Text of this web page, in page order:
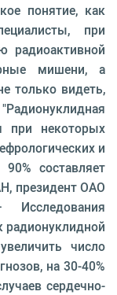
понятие, как
при
радиоактивной
мишени, а
только видеть,
при некоторых
и
составляет
президент ОАО
Исследования
радионуклидной
число
на 30-40%
сердечно-